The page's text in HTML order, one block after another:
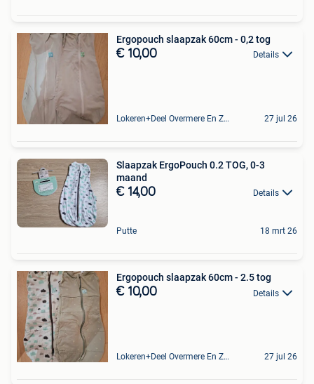
Ergopouch slaapzak 60cm - 0,2 tog
€ 10,00 Details
Lokeren+Deel Overmere En Zele 27 jul 26
Slaapzak ErgoPouch 0.2 TOG, 0-3
maand
€ 14,00 Details
Putte 18 mrt 26
Ergopouch slaapzak 60cm - 2.5 tog
€ 10,00 Details
Lokeren+Deel Overmere En Zele 27 jul 26